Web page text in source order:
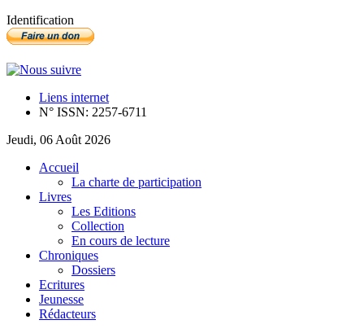
Identification
Liens internet
N° ISSN: 2257-6711
Jeudi, 06 Août 2026
Accueil
La charte de participation
Livres
Les Editions
Collection
En cours de lecture
Chroniques
Dossiers
Ecritures
Jeunesse
Rédacteurs